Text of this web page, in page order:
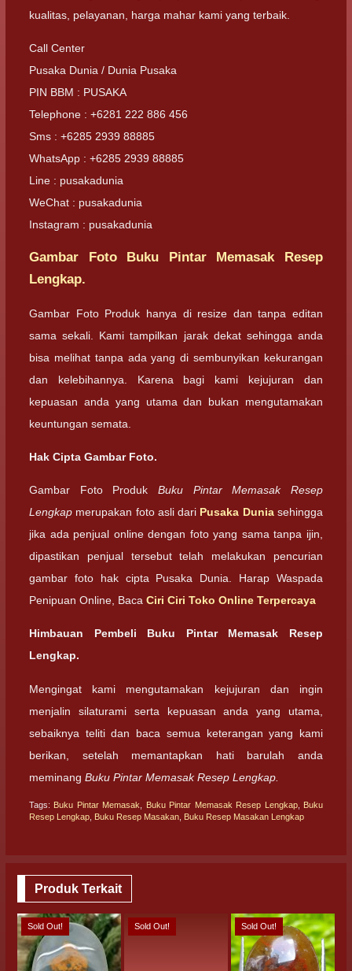
kualitas, pelayanan, harga mahar kami yang terbaik.
Call Center
Pusaka Dunia / Dunia Pusaka
PIN BBM : PUSAKA
Telephone : +6281 222 886 456
Sms : +6285 2939 88885
WhatsApp : +6285 2939 88885
Line : pusakadunia
WeChat : pusakadunia
Instagram : pusakadunia
Gambar Foto Buku Pintar Memasak Resep
Lengkap.
Gambar Foto Produk hanya di resize dan tanpa editan
sama sekali. Kami tampilkan jarak dekat sehingga anda
bisa melihat tanpa ada yang di sembunyikan kekurangan
dan kelebihannya. Karena bagi kami kejujuran dan
kepuasan anda yang utama dan bukan mengutamakan
keuntungan semata.
Hak Cipta Gambar Foto.
Gambar Foto Produk Buku Pintar Memasak Resep
Lengkap merupakan foto asli dari Pusaka Duniasehingga
jika ada penjual online dengan foto yang sama tanpa ijin,
dipastikan penjual tersebut telah melakukan pencurian
gambar foto hak cipta Pusaka Dunia. Harap Waspada
Penipuan Online, Baca Ciri Ciri Toko Online Terpercaya
Himbauan Pembeli Buku Pintar Memasak Resep
Lengkap.
Mengingat kami mengutamakan kejujuran dan ingin
menjalin silaturami serta kepuasan anda yang utama,
sebaiknya teliti dan baca semua keterangan yang kami
berikan, setelah memantapkan hati barulah anda
meminang Buku Pintar Memasak Resep Lengkap.
Tags: Buku Pintar Memasak Buku Pintar Memasak Resep Lengkap, Buku
Resep Lengkap Buku Resep Masakan Buku Resep Masakan Lengkap
Produk Terkait
Sold Out! Sold Out! Sold Out!